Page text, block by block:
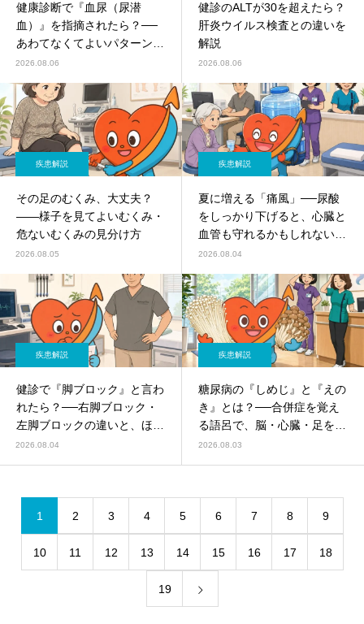
健康診断で『血尿（尿潜
血）』を指摘されたら？──
あわてなくてよいパターン
と、精密検査が必要なパター
く解説
2026.08.06
健診のALTが30を超えたら？
肝炎ウイルス検査との違いを
解説
2026.08.06
疾患解説
その足のむくみ、大丈夫？
――様子を見てよいむくみ・
危ないむくみの見分け方
2026.08.05
疾患解説
夏に増える「痛風」──尿酸
をしっかり下げると、心臓と
血管も守れるかもしれない
（2026年の新しい研究）
2026.08.04
疾患解説
健診で『脚ブロック』と言わ
れたら？──右脚ブロック・
左脚ブロックの違いと、ほう
っておいてよいパターン／受
2026.08.04
疾患解説
糖尿病の『しめじ』と『えの
き』とは？──合併症を覚え
る語呂で、脳・心臓・足を守
る
2026.08.03
1 2 3 4 5 6 7 8 9
10 11 12 13 14 15 16 17 18
19